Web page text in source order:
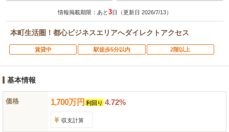
情報掲載期限：あと3日（更新日 2026/7/13）
本町生活圏！都心ビジネスエリアへダイレクトアクセス
賃貸中 駅徒歩5分以内 2階以上
基本情報
価格 1,700万円 利回り 4.72%
収支計算